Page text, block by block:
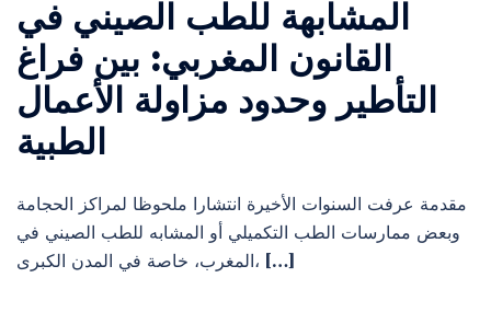
المشابهة للطب الصيني في
القانون المغربي: بين فراغ
التأطير وحدود مزاولة الأعمال
الطبية
مقدمة عرفت السنوات الأخيرة انتشارا ملحوظا لمراكز الحجامة
وبعض ممارسات الطب التكميلي أو المشابه للطب الصيني في
المغرب، خاصة في المدن الكبرى، […]